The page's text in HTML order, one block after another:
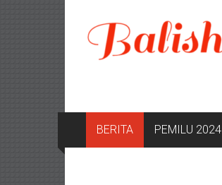
konten
BERITA PEMILU 2024